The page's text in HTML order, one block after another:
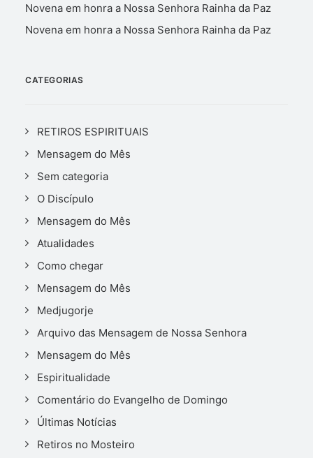
Novena em honra a Nossa Senhora Rainha da Paz
Novena em honra a Nossa Senhora Rainha da Paz
CATEGORIAS
RETIROS ESPIRITUAIS
Mensagem do Mês
Sem categoria
O Discípulo
Mensagem do Mês
Atualidades
Como chegar
Mensagem do Mês
Medjugorje
Arquivo das Mensagem de Nossa Senhora
Mensagem do Mês
Espiritualidade
Comentário do Evangelho de Domingo
Últimas Notícias
Retiros no Mosteiro